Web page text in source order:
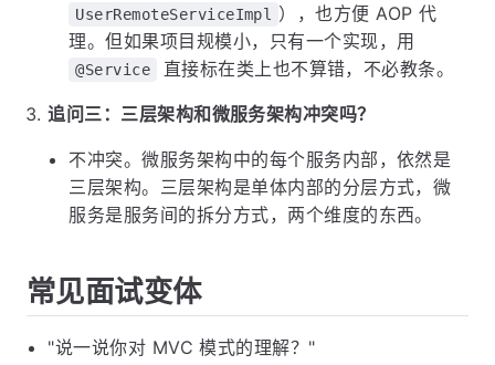
UserRemoteServiceImpl
），也方便 AOP 代
理。但如果项目规模小，只有一个实现，用
@Service 直接标在类上也不算错，不必教条。
追问三：三层架构和微服务架构冲突吗？
不冲突。微服务架构中的每个服务内部，依然是
三层架构。三层架构是单体内部的分层方式，微
服务是服务间的拆分方式，两个维度的东西。
常见面试变体
"说一说你对 MVC 模式的理解？"